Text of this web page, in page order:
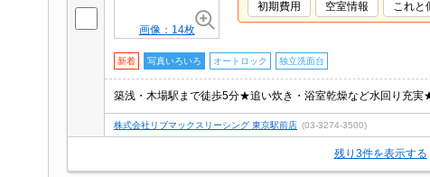
画像：14枚
初期費用
空室情報 これと
新着 写真いろいろ オートロック 独立洗面台
築浅・木場駅まで徒歩5分★追い炊き・浴室乾燥など水回り充
株式会社リブマックスリーシング 東京駅前店 (03-3274-3500)
残り3件を表示する